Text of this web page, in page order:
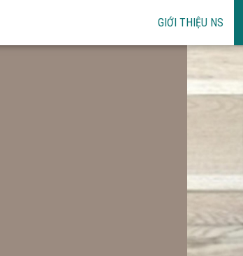
GIỚI THIỆU NS